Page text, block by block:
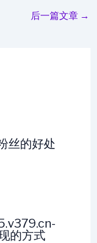
后一篇文章 →
丝的好处
的方式